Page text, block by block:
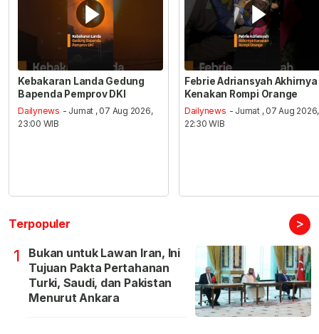
Kebakaran Landa Gedung
Bapenda Pemprov DKI
Dailynews - Jumat , 07 Aug 2026,
23:00 WIB
Febrie Adriansyah Akhirnya
Kenakan Rompi Orange
Dailynews - Jumat , 07 Aug 2026,
22:30 WIB
Terpopuler >
1
Bukan untuk Lawan Iran, Ini
Tujuan Pakta Pertahanan
Turki, Saudi, dan Pakistan
Menurut Ankara